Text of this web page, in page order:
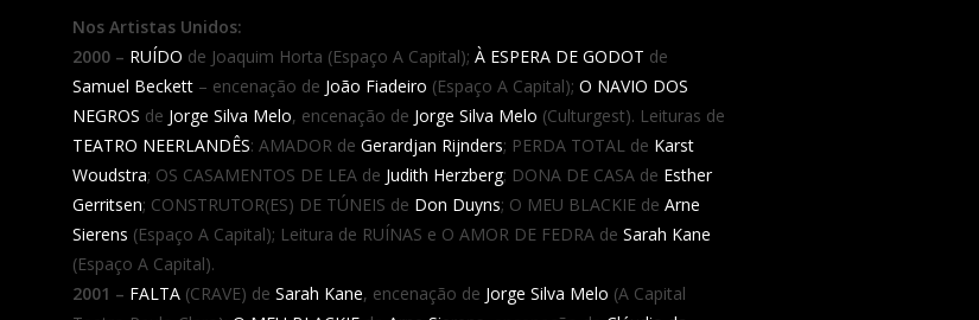
Nos Artistas Unidos:
2000 – RUÍDO de Joaquim Horta (Espaço A Capital); À ESPERA DE GODOT de
Samuel Beckett – encenação de João Fiadeiro (Espaço A Capital); O NAVIO DOS
NEGROS de Jorge Silva Melo, encenação de Jorge Silva Melo (Culturgest). Leituras de
TEATRO NEERLANDÊS: AMADOR de Gerardjan Rijnders; PERDA TOTAL de Karst
Woudstra; OS CASAMENTOS DE LEA de Judith Herzberg; DONA DE CASA de Esther
Gerritsen; CONSTRUTOR(ES) DE TÚNEIS de Don Duyns; O MEU BLACKIE de Arne
Sierens (Espaço A Capital); Leitura de RUÍNAS e O AMOR DE FEDRA de Sarah Kane
(Espaço A Capital).
2001 – FALTA (CRAVE) de Sarah Kane, encenação de Jorge Silva Melo (A Capital